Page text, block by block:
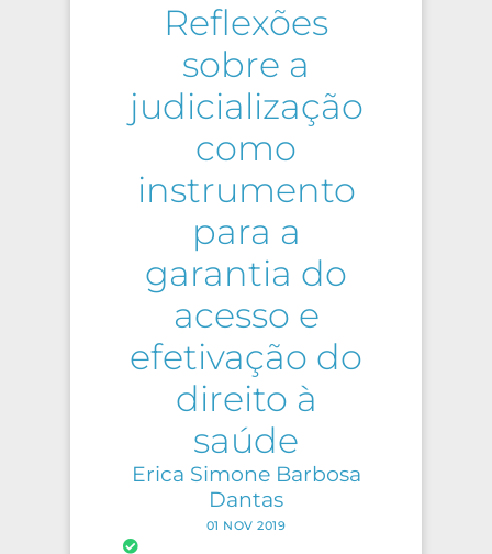
Reflexões
sobre a
judicialização
como
instrumento
para a
garantia do
acesso e
efetivação do
direito à
saúde
Erica Simone Barbosa
Dantas
01 NOV 2019